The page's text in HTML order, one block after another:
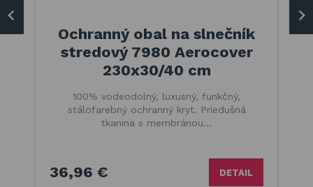
Ochranný obal na slnečník
stredový 7980 Aerocover
230x30/40 cm
100% vodeodolný, luxusný, funkčný,
stálofarebný ochranný kryt. Priedušná
tkanina s membránou…
36,96 € DETAIL